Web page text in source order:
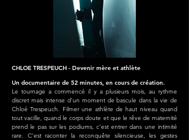
CHLOE TRESPEUCH - Devenir mère et athlète
Un documentaire de 52 minutes, en cours de création.
Le tournage a commencé il y a plusieurs mois, au rythme
discret mais intense d’un moment de bascule dans la vie de
Chloé Trespeuch. Filmer une athlète de haut niveau quand
tout vacille, quand le corps doute et que le rêve de maternité
prend le pas sur les podiums, c’est entrer dans une intimité
rare. C’est raconter la reconquête silencieuse, les gestes